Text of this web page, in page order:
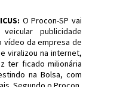
O Procon-SP vai
publicidade
vídeo da empresa de
viralizou na internet,
ter ficado milionária
na Bolsa, com